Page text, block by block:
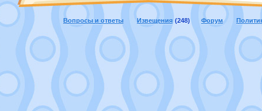
Вопросы и ответы Извещения (248) Форум